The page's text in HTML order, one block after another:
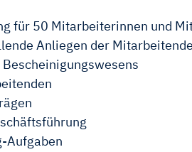
für 50 Mitarbeiterinnen und
Anliegen der
Aufgaben